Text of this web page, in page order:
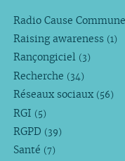
Radio Cause Commune
Raising awareness (1)
Rançongiciel (3)
Recherche (34)
Réseaux sociaux (56)
RGI (5)
RGPD (39)
Santé (7)